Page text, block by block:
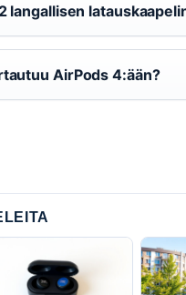
langallisen
AirPods 4:ään?